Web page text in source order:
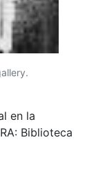
en la
Biblioteca